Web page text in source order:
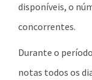
disponíveis, o
concorrentes.
Durante o
notas todos os